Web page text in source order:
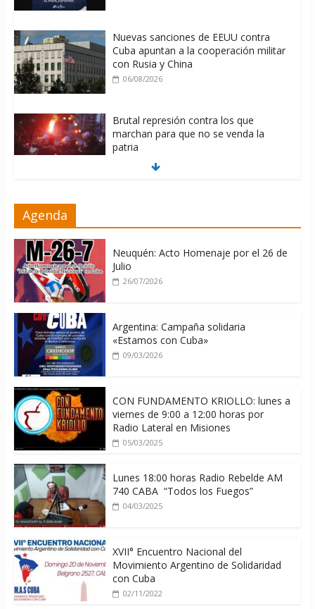
Nuevas sanciones de EEUU contra
Cuba apuntan a la cooperación militar
con Rusia y China
06/08/2026
Brutal represión contra los que
marchan para que no se venda la
patria
06/08/2026
06/08/2026
Agenda
Neuquén: Acto Homenaje por el 26 de
Julio
26/07/2026
Argentina: Campaña solidaria
«Estamos con Cuba»
09/03/2026
CON FUNDAMENTO KRIOLLO: lunes a
viernes de 9:00 a 12:00 horas por
Radio Lateral en Misiones
05/03/2025
Lunes 18:00 horas Radio Rebelde AM
740 CABA “Todos los Fuegos”
04/03/2025
XVII° Encuentro Nacional del
Movimiento Argentino de Solidaridad
con Cuba
02/11/2022